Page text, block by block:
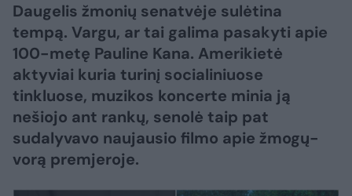
Daugelis žmonių senatvėje sulėtina
tempą. Vargu, ar tai galima pasakyti apie
100-metę Pauline Kana. Amerikietė
aktyviai kuria turinį socialiniuose
tinkluose, muzikos koncerte minia ją
nešiojo ant rankų, senolė taip pat
sudalyvavo naujausio filmo apie žmogų-
vorą premjeroje.